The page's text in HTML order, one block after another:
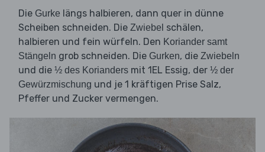
Die Gurke längs halbieren, dann quer in dünne
Scheiben schneiden. Die Zwiebel schälen,
halbieren und fein würfeln. Den Koriander samt
Stängeln grob schneiden. Die Gurken, die Zwiebeln
und die ½ des Korianders mit 1EL Essig, der ½ der
Gewürzmischung und je 1 kräftigen Prise Salz,
Pfeffer und Zucker vermengen.